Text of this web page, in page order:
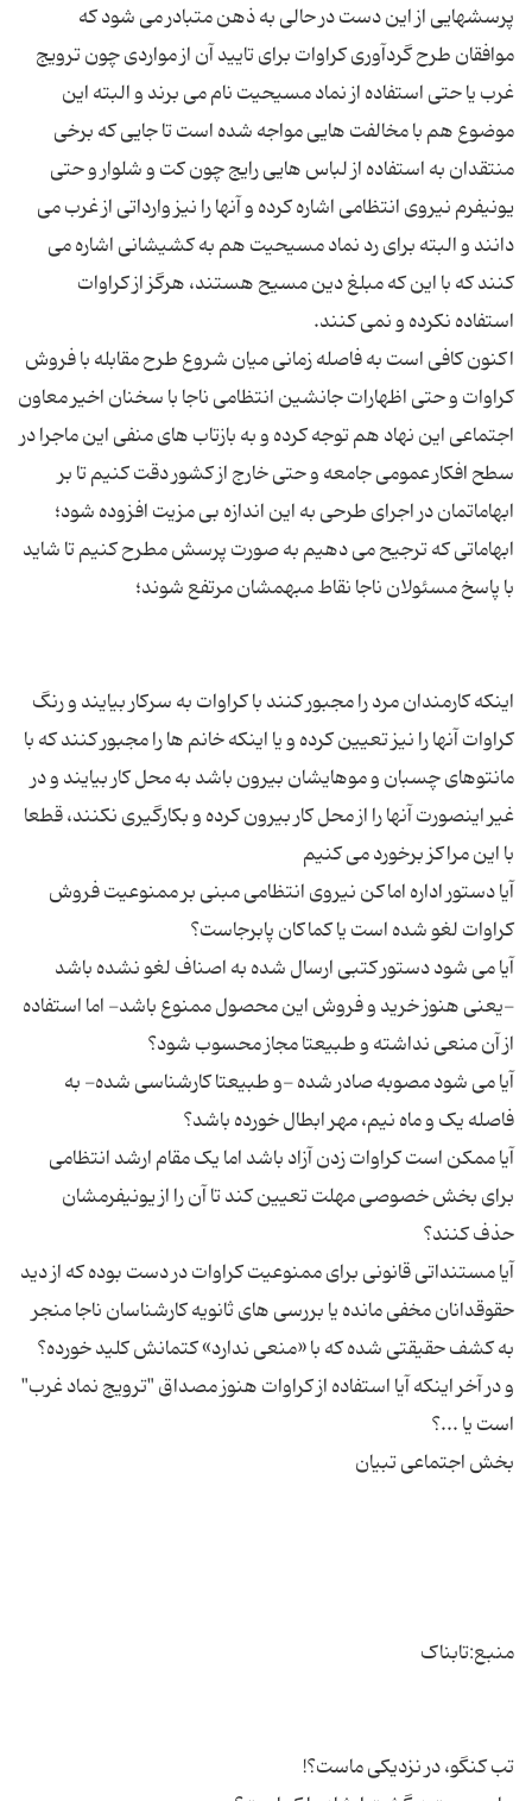
پرسشهایی از این دست در حالی به ذهن متبادر می شود که
موافقان طرح گردآوری کراوات برای تایید آن از مواردی چون ترویج
غرب یا حتی استفاده از نماد مسیحیت نام می برند و البته این
موضوع هم با مخالفت هایی مواجه شده است تا جایی که برخی
منتقدان به استفاده از لباس هایی رایج چون کت و شلوار و حتی
یونیفرم نیروی انتظامی اشاره کرده و آنها را نیز وارداتی از غرب می
دانند و البته برای رد نماد مسیحیت هم به کشیشانی اشاره می
کنند که با این که مبلغ دین مسیح هستند، هرگز از کراوات
اکنون کافی است به فاصله زمانی میان شروع طرح مقابله با فروش
کراوات و حتی اظهارات جانشین انتظامی ناجا با سخنان اخیر معاون
اجتماعی این نهاد هم توجه کرده و به بازتاب های منفی این ماجرا در
سطح افکار عمومی جامعه و حتی خارج از کشور دقت کنیم تا بر
ابهاماتمان در اجرای طرحی به این اندازه بی مزیت افزوده شود؛
ابهاماتی که ترجیح می دهیم به صورت پرسش مطرح کنیم تا شاید
اینکه کارمندان مرد را مجبور کنند با کراوات به سرکار بیایند و رنگ
کراوات آنها را نیز تعیین کرده و یا اینکه خانم ها را مجبور كنند كه با
مانتوهای چسبان و موهایشان بیرون باشد به محل كار بیایند و در
غیر اینصورت آنها را از محل كار بیرون كرده و بكارگیری نكنند، قطعا
آیا دستور اداره اماکن نیروی انتظامی مبنی بر ممنوعیت فروش
آیا می شود دستور کتبی ارسال شده به اصناف لغو نشده باشد
-یعنی هنوز خرید و فروش این محصول ممنوع باشد- اما استفاده
آیا می شود مصوبه صادر شده -و طبیعتا کارشناسی شده- به
آیا ممکن است کراوات زدن آزاد باشد اما یک مقام ارشد انتظامی
برای بخش خصوصی مهلت تعیین کند تا آن را از یونیفرمشان
آیا مستنداتی قانونی برای ممنوعیت کراوات در دست بوده که از دید
حقوقدانان مخفی مانده یا بررسی های ثانویه کارشناسان ناجا منجر
و در آخر اینکه آیا استفاده از کراوات هنوز مصداق "ترویج نماد غرب"